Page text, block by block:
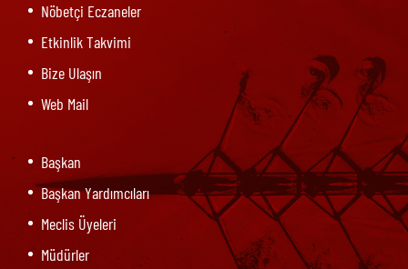
Nöbetçi Eczaneler
Etkinlik Takvimi
Bize Ulaşın
Web Mail
Başkan
Başkan Yardımcıları
Meclis Üyeleri
Müdürler